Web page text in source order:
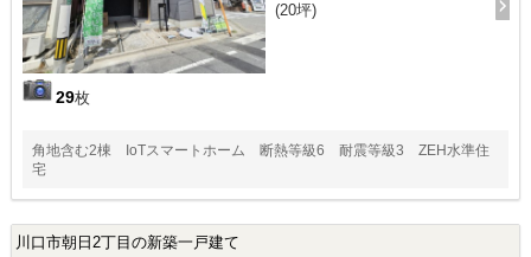
29枚
(20坪)
角地含む2棟 IoTスマートホーム 断熱等級6 耐震等級3 ZEH水準住
宅
川口市朝日2丁目の新築一戸建て